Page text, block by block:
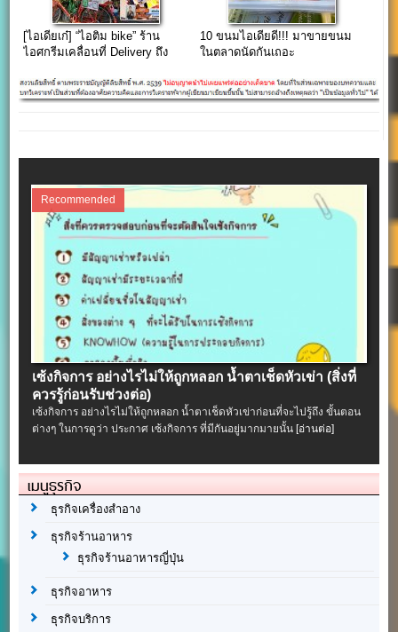
[ไอเดียเก๋] “ไอติม bike” ร้าน
ไอศกรีมเคลื่อนที่ Delivery ถึง
10 ขนมไอเดียดี!!! มาขายขนม
ในตลาดนัดกันเถอะ
Recommended
เซ้งกิจการ อย่างไรไม่ให้ถูกหลอก น้ำตาเช็ดหัวเข่า (สิ่งที่
ควรรู้ก่อนรับช่วงต่อ)
เซ้งกิจการ อย่างไรไม่ให้ถูกหลอก น้ำตาเช็ดหัวเข่าก่อนที่จะไปรู้ถึง ขั้นตอน
ต่างๆ ในการดูว่า ประกาศ เซ้งกิจการ ที่มีกันอยู่มากมายนั้น[อ่านต่อ]
เมนูธุรกิจ
ธุรกิจเครื่องสำอาง
ธุรกิจร้านอาหาร
ธุรกิจร้านอาหารญี่ปุ่น
ธุรกิจอาหาร
ธุรกิจบริการ